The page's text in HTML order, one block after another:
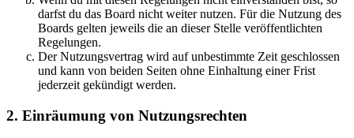
darfst du das Board nicht weiter nutzen. Für die Nutzung des
Boards gelten jeweils die an dieser Stelle veröffentlichten
Regelungen.
Der Nutzungsvertrag wird auf unbestimmte Zeit geschlossen
und kann von beiden Seiten ohne Einhaltung einer Frist
jederzeit gekündigt werden.
2. Einräumung von Nutzungsrechten